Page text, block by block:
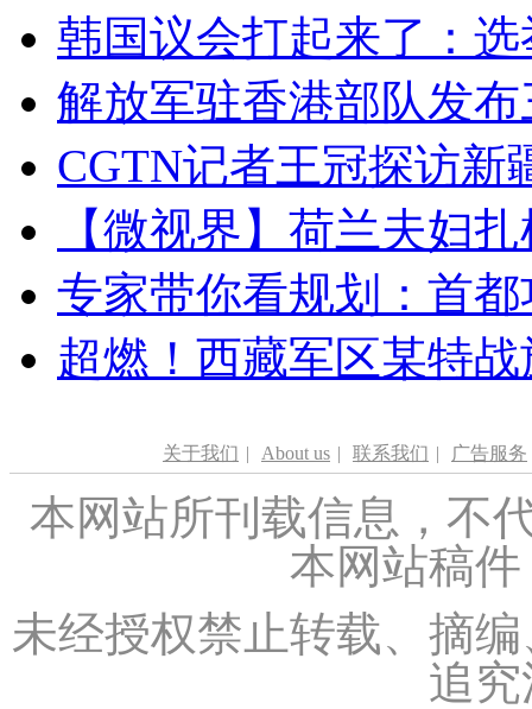
韩国议会打起来了：
解放军驻香港部队发
CGTN记者王冠探访新
【微视界】荷兰夫妇
专家带你看规划：首
超燃！西藏军区某特
关于我们 | About us | 联系我们 | 广告服务
本网站所刊载信息，不
本网站稿
未经授权禁止转载、摘
追